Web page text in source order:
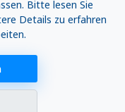
Bitte lesen Sie
Details zu erfahren